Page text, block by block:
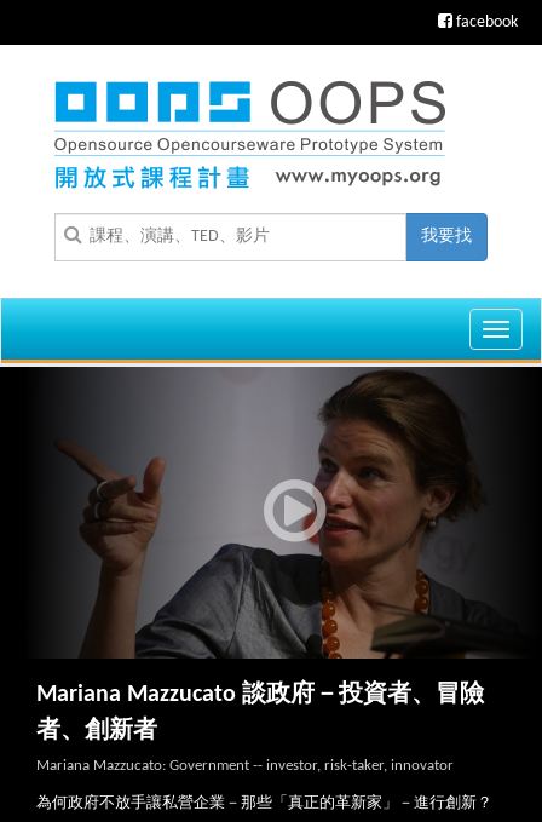
facebook
我要找
Mariana Mazzucato 談政府－投資者、冒險
者、創新者
Mariana Mazzucato: Government -- investor, risk-taker, innovator
為何政府不放手讓私營企業－那些「真正的革新家」－進行創新？